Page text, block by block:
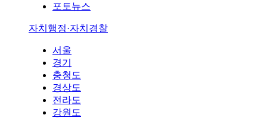
포토뉴스
자치행정·자치경찰
서울
경기
충청도
경상도
전라도
강원도